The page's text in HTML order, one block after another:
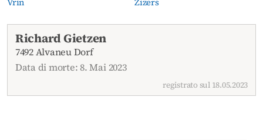
Necrologi attuali
Richard Gietzen
7492 Alvaneu Dorf
Data di morte: 8. Mai 2023
registrato sul 18.05.2023